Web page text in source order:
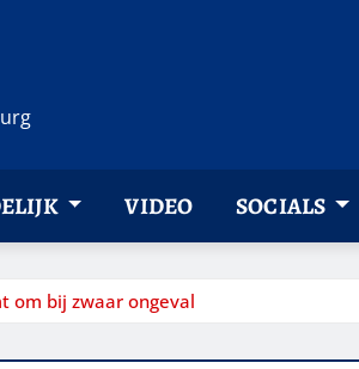
VIDEO SOCIALS
om bij zwaar ongeval